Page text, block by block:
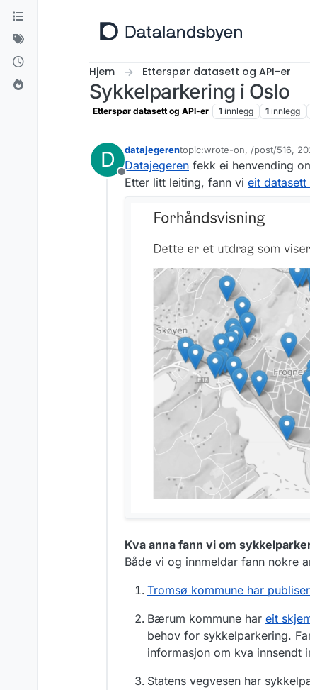
Hopp til innhold
Hjem Etterspør datasett og API-er
Sykkelparkering i Oslo
Etterspør datasett og API-er 1 innlegg 1 innlegg
D
Frakoblet
datajegerentopic:wrote-on, /post/516,
Sist endret av livar.bergheim
Datajegeren fekk ei henvending
Etter litt leiting, fann vi eit
Kva anna fann vi om
Både vi og innmeldar fann nokre
Tromsø kommune har
Bærum kommune har eit
behov for sykkelparkering.
informasjon om kva innsendt
Statens vegvesen har